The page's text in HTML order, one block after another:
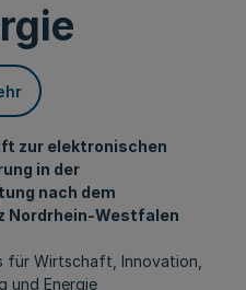
zur elektronischen
in der
nach dem
Nordrhein-Westfalen
für Wirtschaft, Innovation,
und Energie